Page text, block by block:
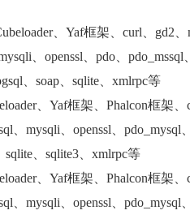
、Yaf框架、curl、gd2
、openssl、pdo、pdo_mssql
、soap、sqlite、xmlrpc等
、Yaf框架、Phalcon框架
、mysqli、openssl、pdo_mysql
sqlite、sqlite3、xmlrpc等
、Yaf框架、Phalcon框架
、mysqli、openssl、pdo_mysql